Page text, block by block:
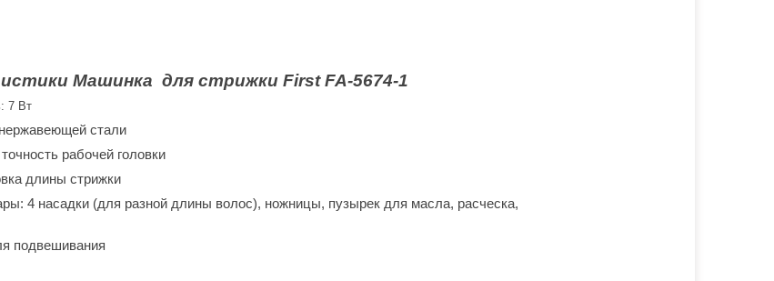
Машинка для стрижки First FA-5674-1
7 Вт
стали
рабочей головки
длины стрижки
4 насадки (для разной длины волос), ножницы, пузырек для масла, расческа,
подвешивания